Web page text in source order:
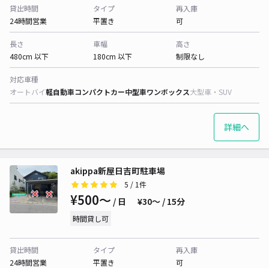
貸出時間
24時間営業
タイプ
平置き
再入庫
可
長さ
480cm 以下
車幅
180cm 以下
高さ
制限なし
対応車種
オートバイ軽自動車コンパクトカー中型車ワンボックス大型車・SUV
詳細へ
akippa新屋日吉町駐車場
5 / 1件
¥500〜 / 日 ¥30〜 / 15分
時間貸し可
貸出時間
24時間営業
タイプ
平置き
再入庫
可